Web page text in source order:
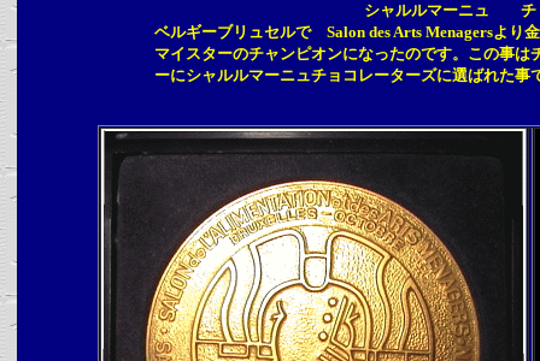
シャルルマーニュ チ
ベルギーブリュセルで Salon des Arts Menagersより
マイスターのチャンピオンになったのです。この事
ーにシャルルマーニュチョコレーターズに選ばれた事